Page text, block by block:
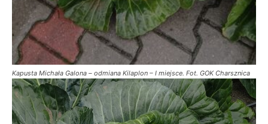
Kapusta Michała Galona – odmiana Kilaplon – I miejsce. Fot. GOK Charsznica